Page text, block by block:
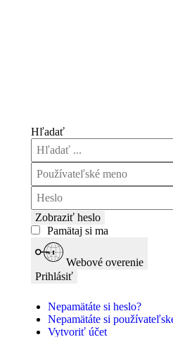
Hľadať
Zobraziť heslo
Pamätaj si ma
Webové overenie
Prihlásiť
Nepamätáte si heslo?
Nepamätáte si
Vytvoriť účet